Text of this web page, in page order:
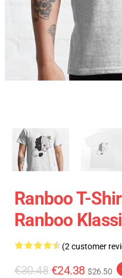
Ranboo T-
Ranboo
(2 customer
€30.48 €24.38 $26.50